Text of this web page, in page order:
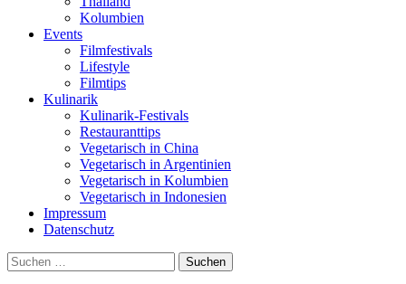
Kolumbien
Events
Filmfestivals
Lifestyle
Filmtips
Kulinarik
Kulinarik-Festivals
Restauranttips
Vegetarisch in China
Vegetarisch in Argentinien
Vegetarisch in Kolumbien
Vegetarisch in Indonesien
Impressum
Datenschutz
Suchen
nach: